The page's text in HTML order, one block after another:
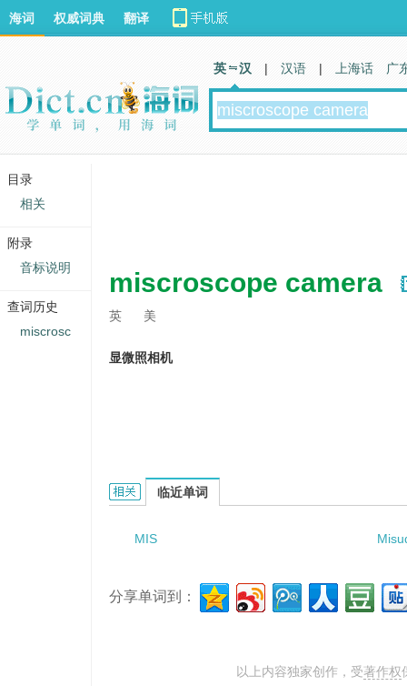
miscroscope camera
英 美
显微照相机
miscroscope camera的相关资料：
临近单词
MIS
分享单词到：
以上内容独家创作，受著作权
海词 权威词典 翻译
英 汉 | 汉语 | 上海话 广
目录
相关
附录
音标说明
查词历史
miscrosc